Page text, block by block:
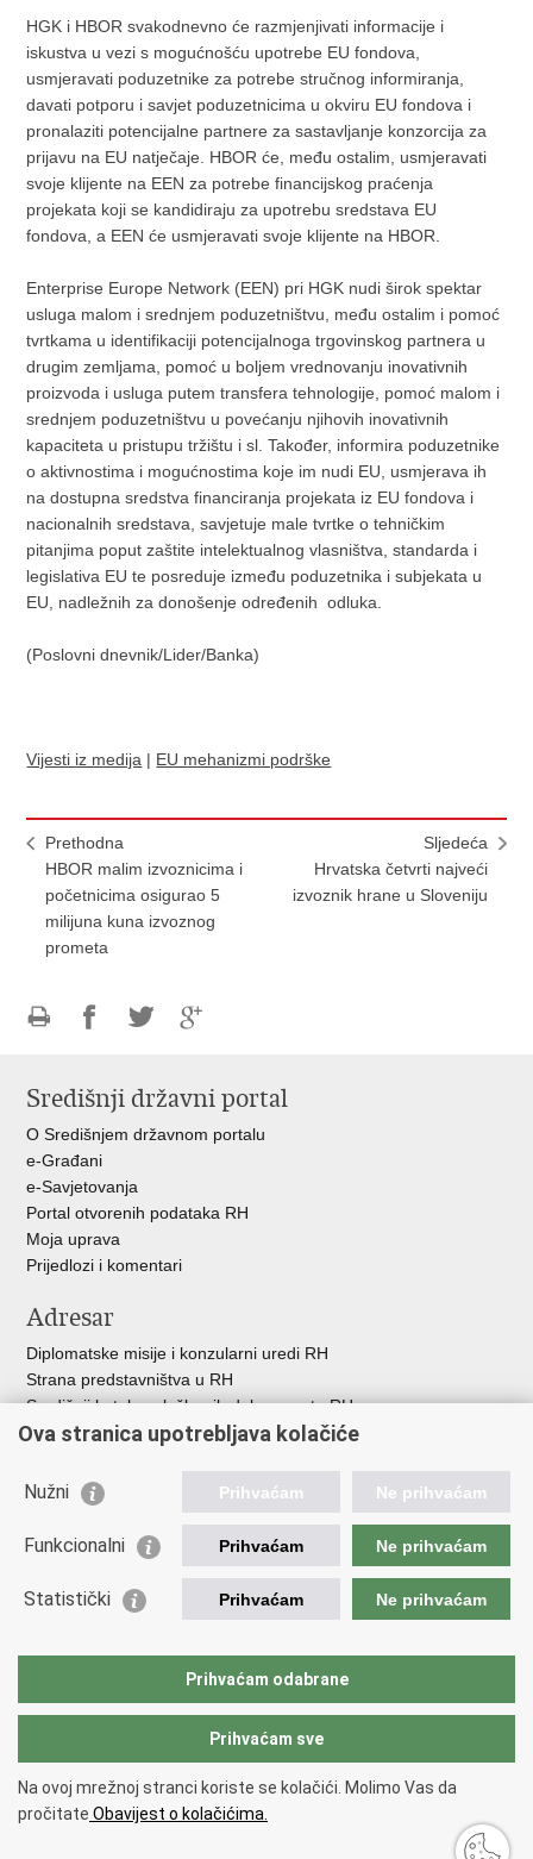
HGK i HBOR svakodnevno će razmjenjivati informacije i
iskustva u vezi s mogućnošću upotrebe EU fondova,
usmjeravati poduzetnike za potrebe stručnog informiranja,
davati potporu i savjet poduzetnicima u okviru EU fondova i
pronalaziti potencijalne partnere za sastavljanje konzorcija za
prijavu na EU natječaje. HBOR će, među ostalim, usmjeravati
svoje klijente na EEN za potrebe financijskog praćenja
projekata koji se kandidiraju za upotrebu sredstava EU
fondova, a EEN će usmjeravati svoje klijente na HBOR.
Enterprise Europe Network (EEN) pri HGK nudi širok spektar
usluga malom i srednjem poduzetništvu, među ostalim i pomoć
tvrtkama u identifikaciji potencijalnoga trgovinskog partnera u
drugim zemljama, pomoć u boljem vrednovanju inovativnih
proizvoda i usluga putem transfera tehnologije, pomoć malom i
srednjem poduzetništvu u povećanju njihovih inovativnih
kapaciteta u pristupu tržištu i sl. Također, informira poduzetnike
o aktivnostima i mogućnostima koje im nudi EU, usmjerava ih
na dostupna sredstva financiranja projekata iz EU fondova i
nacionalnih sredstava, savjetuje male tvrtke o tehničkim
pitanjima poput zaštite intelektualnog vlasništva, standarda i
legislativa EU te posreduje između poduzetnika i subjekata u
EU, nadležnih za donošenje određenih odluka.
(Poslovni dnevnik/Lider/Banka)
Vijesti iz medija | EU mehanizmi podrške
Prethodna
HBOR malim izvoznicima i
početnicima osigurao 5
milijuna kuna izvoznog
prometa
Sljedeća
Hrvatska četvrti najveći
izvoznik hrane u Sloveniju
FacebookuTwitteruGoogle
Središnji državni portal
O Središnjem državnom portalu
e-Građani
e-Savjetovanja
Portal otvorenih podataka RH
Moja uprava
Prijedlozi i komentari
Adresar
Diplomatske misije i konzularni uredi RH
Strana predstavništva u RH
Središnji katalog službenih dokumenata RH
Adresar tijela javne vlasti
Besplatni telefoni javne uprave
Korisne poveznice
Hrvatska gospodarska komora
Hrvatska obrtnička komora
Europska komisija
Povratak na vrh
Copyright © 2026 Izvozni portal.Uvjeti korištenja
Ova stranica upotrebljava kolačiće
Nužni Prihvaćam Ne prihvaćam
Funkcionalni Prihvaćam Ne prihvaćam
Statistički Prihvaćam Ne prihvaćam
Prihvaćam odabrane
Prihvaćam sve
Na ovoj mrežnoj stranci koriste se kolačići. Molimo Vas da
pročitate Obavijest o kolačićima.